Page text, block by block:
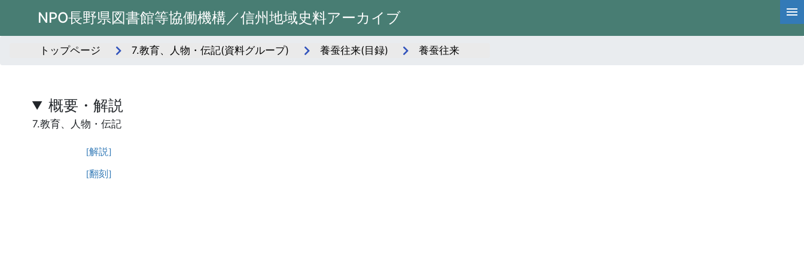
NPO長野県図書館等協働機構／信州地域史料アーカイブ
トップページ 7.教育、人物・伝記(資料グループ) 養蚕往来(目録) 養蚕往来
概要・解説
7.教育、人物・伝記